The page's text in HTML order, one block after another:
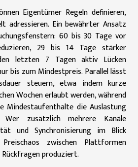
Eigentümer Regeln definieren,
adressieren. Ein bewährter Ansatz
60 bis 30 Tage vor
29 bis 14 Tage stärker
letzten 7 Tagen aktiv Lücken
bis zum Mindestpreis. Parallel lässt
steuern, etwa indem kurze
Wochen erlaubt werden, während
Mindestaufenthalte die Auslastung
Wer zusätzlich mehrere Kanäle
und Synchronisierung im Blick
zwischen Plattformen
produziert.